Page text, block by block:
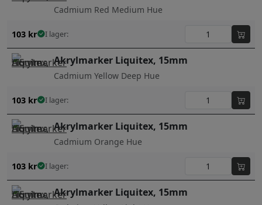
Cadmium Red Medium Hue
103 kr I lager:
Akrylmarker Liquitex, 15mm
Cadmium Yellow Deep Hue
103 kr I lager:
Akrylmarker Liquitex, 15mm
Cadmium Orange Hue
103 kr I lager:
Akrylmarker Liquitex, 15mm